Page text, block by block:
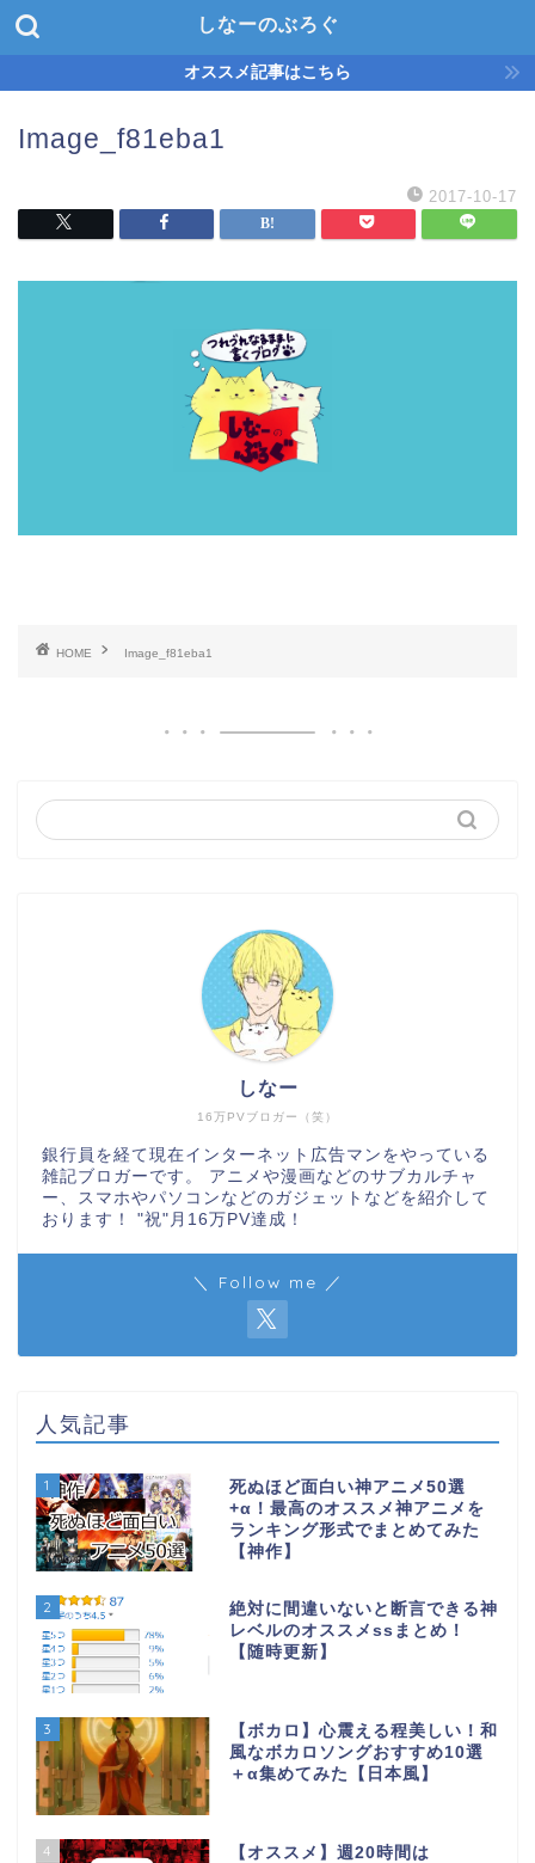
しなーのぶろぐ
オススメ記事はこちら
Image_f81eba1
2017-10-17
HOME Image_f81eba1
16万PVブロガー（笑）
しなー
銀行員を経て現在インターネット広告マンをやっている
雑記ブロガーです。 アニメや漫画などのサブカルチャ
ー、スマホやパソコンなどのガジェットなどを紹介して
おります！ "祝"月16万PV達成！
＼ Follow me ／
人気記事
1
死ぬほど面白い神アニメ50選
+α！最高のオススメ神アニメを
ランキング形式でまとめてみた
【神作】
2
絶対に間違いないと断言できる神
レベルのオススメssまとめ！
【随時更新】
3
【ボカロ】心震える程美しい！和
風なボカロソングおすすめ10選
＋α集めてみた【日本風】
4
【オススメ】週20時間は